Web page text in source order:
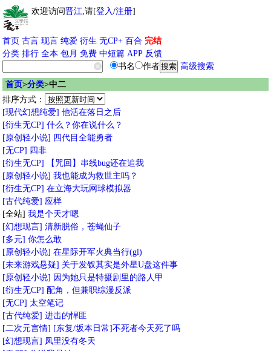
欢迎访问晋江,请[登入/注册]
首页 古言 现言 纯爱 衍生 无CP+ 百合 完结
分类 排行 全本 包月 免费 中短篇 APP 反馈
书名
作者
高级搜索
首页>分类>中二
排序方式：
[现代幻想纯爱] 他活在落日之后
[衍生无CP] 什么？你在说什么？
[原创轻小说] 四代目全能勇者
[无CP] 四非
[衍生无CP]
【咒回】串线bug还在追我
[原创轻小说] 我也能成为救世主吗？
[衍生无CP] 在立海大玩网球模拟器
[古代纯爱] 应样
[全站] 我是个天才嗯
[幻想现言] 清新脱俗，苍蝇仙子
[多元] 你怎么敢
[原创轻小说] 在星际开军火典当行(gl)
[未来游戏悬疑] 关于发钗其实是外星U盘这件事
[原创轻小说] 因为她只是特摄剧里的路人甲
[衍生无CP] 配角，但兼职综漫反派
[无CP] 太空笔记
[古代纯爱] 进击的悍匪
[二次元言情] [东复/坂本日常]不死者今天死了吗
[幻想现言] 凤里没有冬天